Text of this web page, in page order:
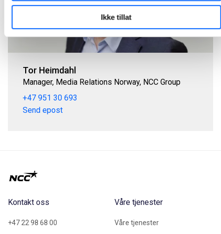
Ikke tillat
Tor Heimdahl
Manager, Media Relations Norway, NCC Group
+47 951 30 693
Send epost
Kontakt oss
+47 22 98 68 00
Våre tjenester
Våre tjenester